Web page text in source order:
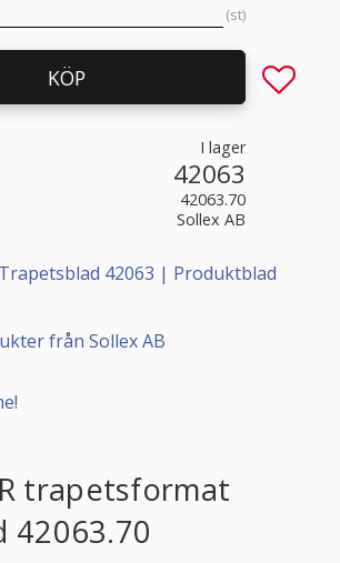
st
KÖP Lägg till
I lager
42063
42063.70
Sollex AB
42063 | Produktblad
från Sollex AB
trapetsformat
42063.70